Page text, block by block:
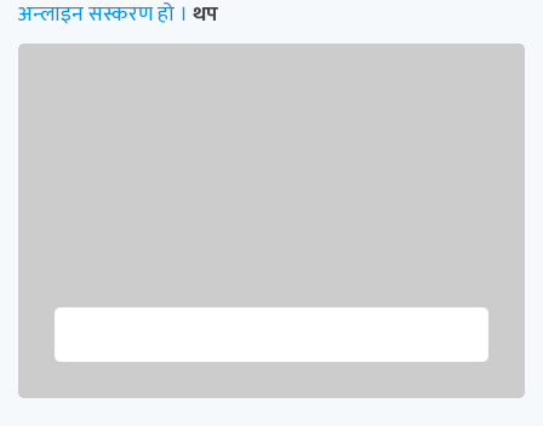
अन्लाइन सस्करण हो । थप